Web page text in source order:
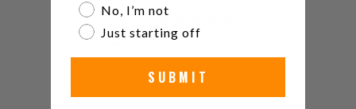
5 / 51 review
No, I’m not
Just starting off
SUBMIT